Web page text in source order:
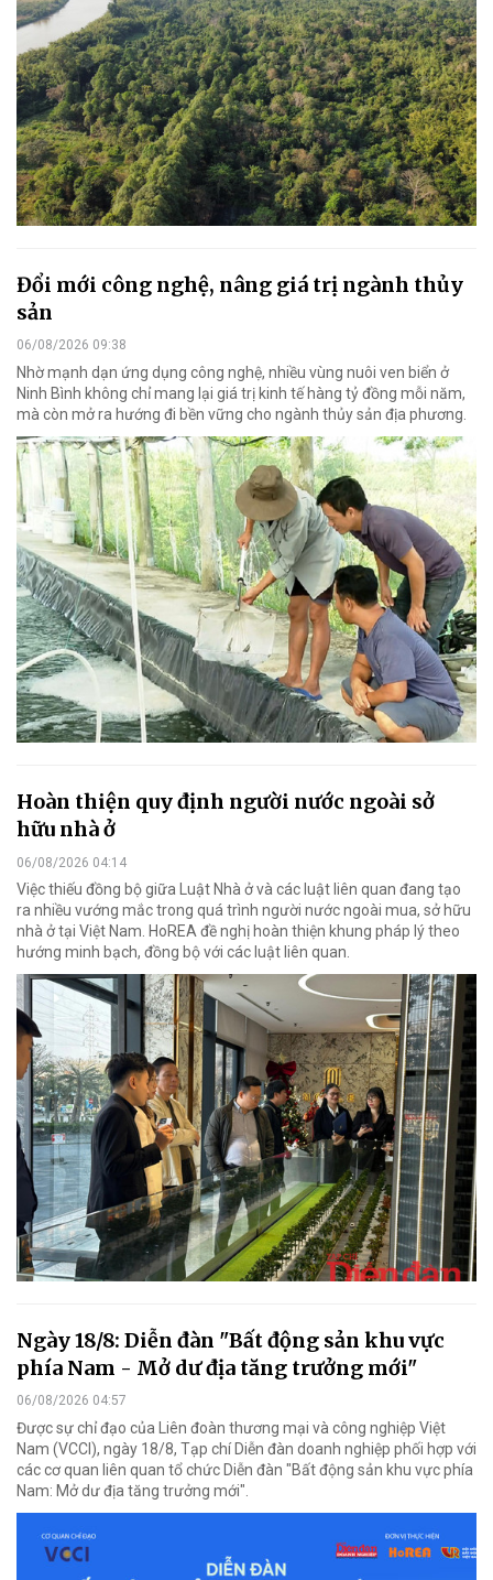
Đổi mới công nghệ, nâng giá trị ngành thủy
sản
06/08/2026 09:38
Nhờ mạnh dạn ứng dụng công nghệ, nhiều vùng nuôi ven biển ở
Ninh Bình không chỉ mang lại giá trị kinh tế hàng tỷ đồng mỗi năm,
mà còn mở ra hướng đi bền vững cho ngành thủy sản địa phương.
Hoàn thiện quy định người nước ngoài sở
hữu nhà ở
06/08/2026 04:14
Việc thiếu đồng bộ giữa Luật Nhà ở và các luật liên quan đang tạo
ra nhiều vướng mắc trong quá trình người nước ngoài mua, sở hữu
nhà ở tại Việt Nam. HoREA đề nghị hoàn thiện khung pháp lý theo
hướng minh bạch, đồng bộ với các luật liên quan.
Ngày 18/8: Diễn đàn "Bất động sản khu vực
phía Nam - Mở dư địa tăng trưởng mới"
06/08/2026 04:57
Được sự chỉ đạo của Liên đoàn thương mại và công nghiệp Việt
Nam (VCCI), ngày 18/8, Tạp chí Diễn đàn doanh nghiệp phối hợp với
các cơ quan liên quan tổ chức Diễn đàn "Bất động sản khu vực phía
Nam: Mở dư địa tăng trưởng mới".